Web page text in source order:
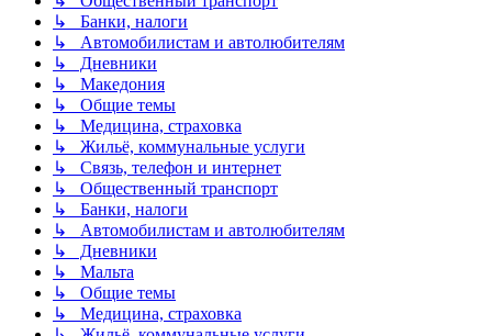
↳ Банки, налоги
↳ Автомобилистам и автолюбителям
↳ Дневники
↳ Македония
↳ Общие темы
↳ Медицина, страховка
↳ Жильё, коммунальные услуги
↳ Связь, телефон и интернет
↳ Общественный транспорт
↳ Банки, налоги
↳ Автомобилистам и автолюбителям
↳ Дневники
↳ Мальта
↳ Общие темы
↳ Медицина, страховка